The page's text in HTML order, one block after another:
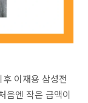
이재용 삼성전
음엔 작은 금액이